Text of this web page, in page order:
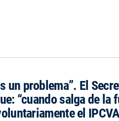
un problema”. El
“cuando salga de la
el